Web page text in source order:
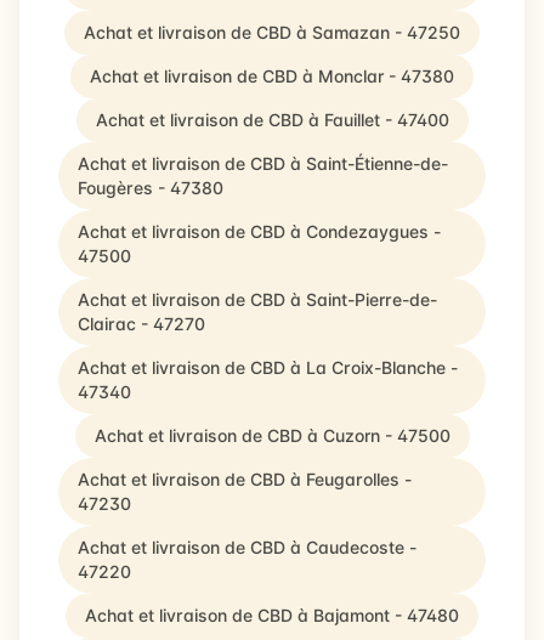
Achat et livraison de CBD à Samazan - 47250
Achat et livraison de CBD à Monclar - 47380
Achat et livraison de CBD à Fauillet - 47400
Achat et livraison de CBD à Saint-Étienne-de-
Fougères - 47380
Achat et livraison de CBD à Condezaygues -
47500
Achat et livraison de CBD à Saint-Pierre-de-
Clairac - 47270
Achat et livraison de CBD à La Croix-Blanche -
47340
Achat et livraison de CBD à Cuzorn - 47500
Achat et livraison de CBD à Feugarolles -
47230
Achat et livraison de CBD à Caudecoste -
47220
Achat et livraison de CBD à Bajamont - 47480